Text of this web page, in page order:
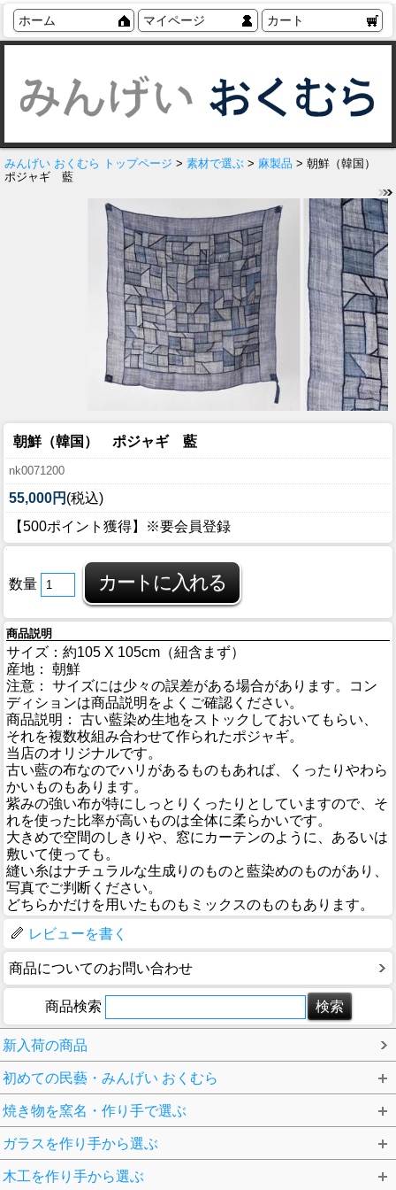
ホーム マイページ カート
みんげい おくむら トップページ > 素材で選ぶ > 麻製品 > 朝鮮（韓国）
ポジャギ 藍
朝鮮（韓国） ポジャギ 藍
nk0071200
55,000円 (税込)
【500ポイント獲得】※要会員登録
数量
商品説明
サイズ：約105 X 105cm（紐含まず）
産地： 朝鮮
注意： サイズには少々の誤差がある場合があります。コン
ディションは商品説明をよくご確認ください。
商品説明： 古い藍染め生地をストックしておいてもらい、
それを複数枚組み合わせて作られたポジャギ。
当店のオリジナルです。
古い藍の布なのでハリがあるものもあれば、くったりやわら
かいものもあります。
紫みの強い布が特にしっとりくったりとしていますので、そ
れを使った比率が高いものは全体に柔らかいです。
大きめで空間のしきりや、窓にカーテンのように、あるいは
敷いて使っても。
縫い糸はナチュラルな生成りのものと藍染めのものがあり、
写真でご判断ください。
どちらかだけを用いたものもミックスのものもあります。
レビューを書く
商品についてのお問い合わせ
商品検索
新入荷の商品
初めての民藝・みんげい おくむら
焼き物を窯名・作り手で選ぶ
ガラスを作り手から選ぶ
木工を作り手から選ぶ